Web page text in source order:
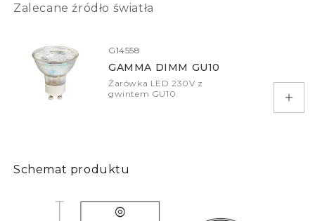
Zalecane źródło światła
G14558
GAMMA DIMM GU10
Żarówka LED 230V z
gwintem GU10.
Schemat produktu